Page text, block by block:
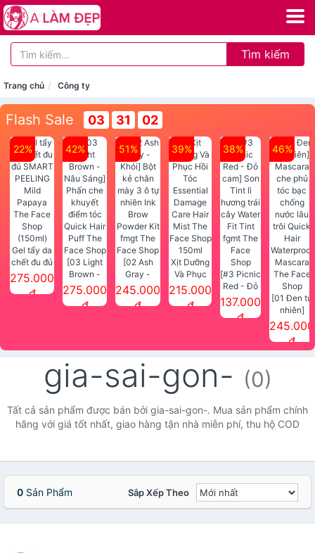
Tìm kiếm
Trang chủ Công ty
Flash Sale 03 31 02
22%
Gel tẩy da
chết đu đủ
SMART
PEELING
275.000
đ
42%
[03 Light
Brown -
Nâu Sáng]
Phấn che
275.000
đ
51%
[02 Ash
Gray -
Khói] Bột
kẻ chân
Face Shop
245.000
đ
39%
Xịt Dưỡng
Và Phục
Hồi Tóc
Essential
215.000
đ
38%
[#3 Picnic
Red - Đỏ
cam] Son
Face
Shop
137.000
đ
46%
[01 Đen tự
nhiên]
Mascara
che phủ
Waterproof
Mascara
The Face
245.000
đ
gia-sai-gon- (0)
Tất cả sản phẩm được bán bởi gia-sai-gon-. Mua sản phẩm chính
hãng với giá tốt nhất, giao hàng tận nhà miễn phí, thu hộ COD
0 Sản Phẩm Sắp Xếp Theo